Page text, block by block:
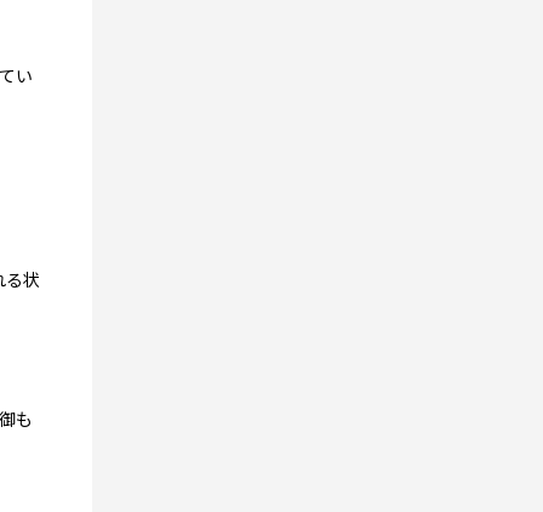
い
状
も